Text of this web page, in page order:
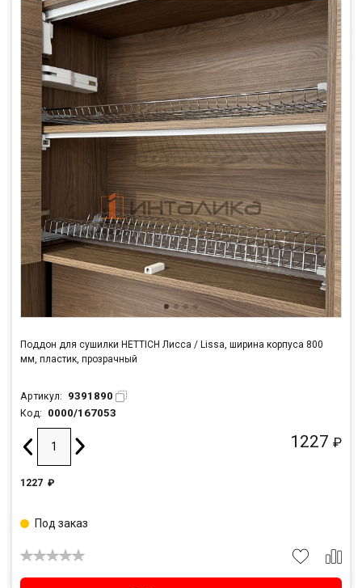
Поддон для сушилки HETTICH Лисса / Lissa, ширина корпуса 800
мм, пластик, прозрачный
Артикул: 9391890
Код: 0000/167053
1227 ₽
1227 ₽
Под заказ